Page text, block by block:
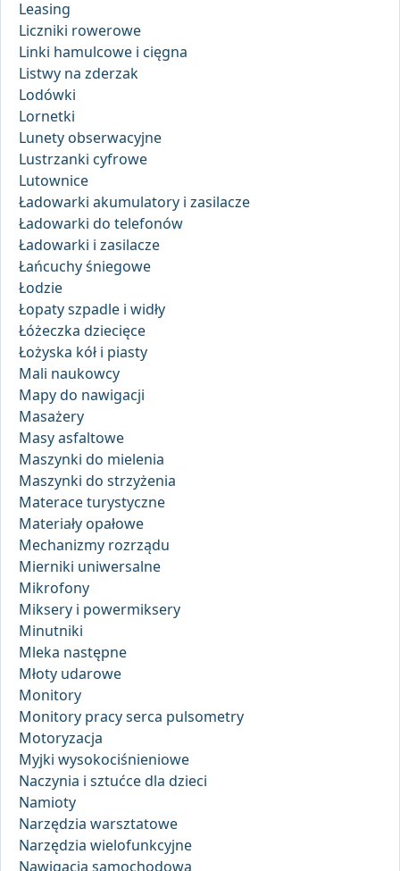
Leasing
Liczniki rowerowe
Linki hamulcowe i cięgna
Listwy na zderzak
Lodówki
Lornetki
Lunety obserwacyjne
Lustrzanki cyfrowe
Lutownice
Ładowarki akumulatory i zasilacze
Ładowarki do telefonów
Ładowarki i zasilacze
Łańcuchy śniegowe
Łodzie
Łopaty szpadle i widły
Łóżeczka dziecięce
Łożyska kół i piasty
Mali naukowcy
Mapy do nawigacji
Masażery
Masy asfaltowe
Maszynki do mielenia
Maszynki do strzyżenia
Materace turystyczne
Materiały opałowe
Mechanizmy rozrządu
Mierniki uniwersalne
Mikrofony
Miksery i powermiksery
Minutniki
Mleka następne
Młoty udarowe
Monitory
Monitory pracy serca pulsometry
Motoryzacja
Myjki wysokociśnieniowe
Naczynia i sztućce dla dzieci
Namioty
Narzędzia warsztatowe
Narzędzia wielofunkcyjne
Nawigacja samochodowa